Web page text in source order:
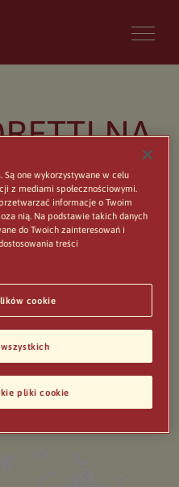
NA
Moretti została
w Udine, na dalekim
Włoszech, które jest
40 krajów na całym
Są one wykorzystywane w celu
z mediami społecznościowymi.
informacje o Twoim
nią. Na podstawie takich danych
do Twoich zainteresowań i
treści
cookie
pliki cookie